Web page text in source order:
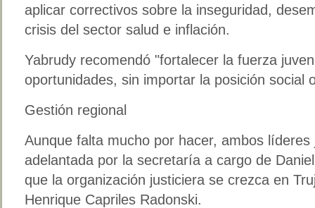
aplicar correctivos sobre la inseguridad,
crisis del sector salud e inflación.
Yabrudy recomendó "fortalecer la fuerza
oportunidades, sin importar la posición social
Gestión regional
Aunque falta mucho por hacer, ambos
adelantada por la secretaría a cargo de
que la organización justiciera se crezca en
Henrique Capriles Radonski.